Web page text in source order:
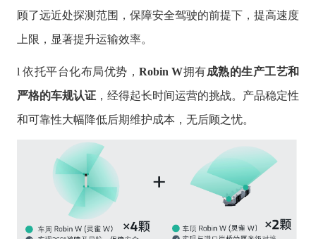
顾了远近处探测范围，保障安全驾驶的前提下，提高速度
上限，显著提升运输效率。
l 依托平台化布局优势， Robin W拥有成熟的生产工艺和
严格的车规认证，经得起长时间运营的挑战。产品稳定性
和可靠性大幅降低后期维护成本，无后顾之忧。